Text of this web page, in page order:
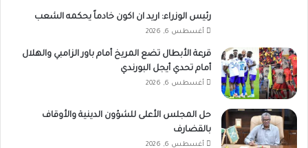
رئيس الوزراء: اريد ان اكون خادماً يحكمه الشعب
أغسطس 6, 2026
قرعة الأبطال تضع المريخ أمام باور الزامبي والهلال
أمام تحدي أيجل البورندي
أغسطس 6, 2026
حل المجلس الأعلى للشؤون الدينية والأوقاف
بالقضارف
أغسطس 6, 2026